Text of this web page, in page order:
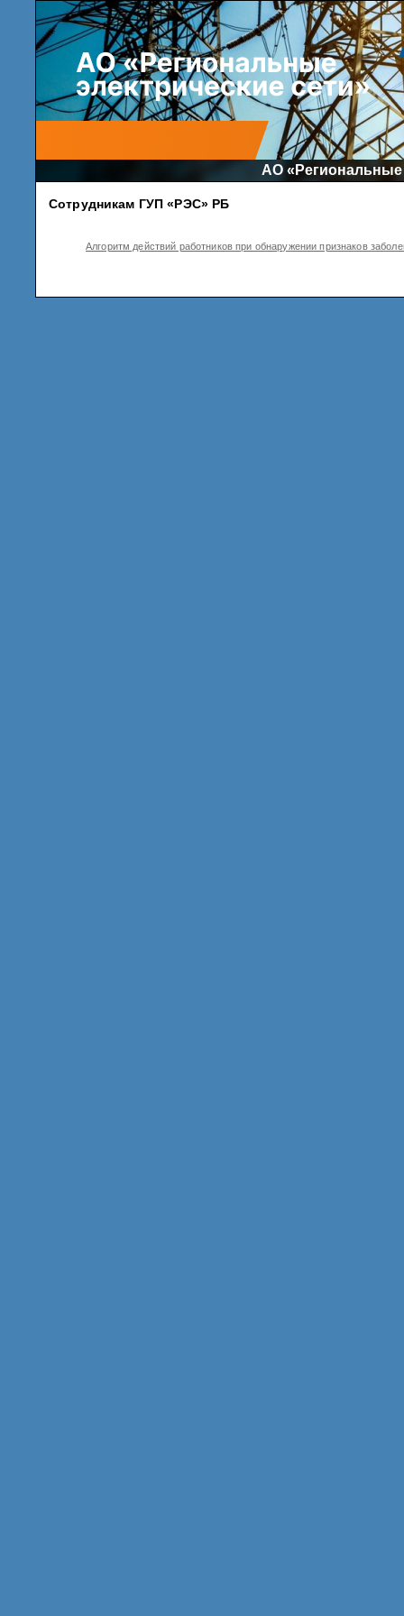
АО «Региональные
Cотрудникам ГУП «РЭС» РБ
Алгоритм действий работников при обнаружении признаков